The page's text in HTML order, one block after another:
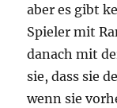
aber es gibt
Spieler mit
danach mit
sie, dass sie
wenn sie